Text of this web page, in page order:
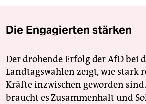
Die Engagierten stärken
Der drohende Erfolg der AfD bei
Landtagswahlen zeigt, wie stark
Kräfte inzwischen geworden
braucht es Zusammenhalt und